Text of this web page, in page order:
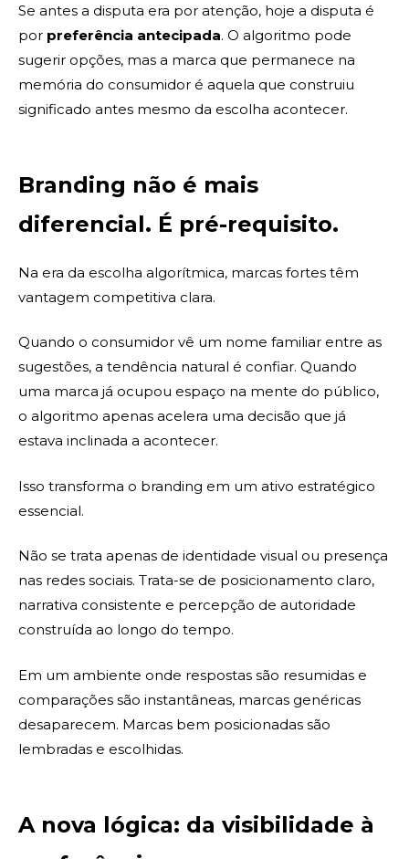
Se antes a disputa era por atenção, hoje a disputa é
por preferência antecipada. O algoritmo pode
sugerir opções, mas a marca que permanece na
memória do consumidor é aquela que construiu
significado antes mesmo da escolha acontecer.
Branding não é mais
diferencial. É pré-requisito.
Na era da escolha algorítmica, marcas fortes têm
vantagem competitiva clara.
Quando o consumidor vê um nome familiar entre as
sugestões, a tendência natural é confiar. Quando
uma marca já ocupou espaço na mente do público,
o algoritmo apenas acelera uma decisão que já
estava inclinada a acontecer.
Isso transforma o branding em um ativo estratégico
essencial.
Não se trata apenas de identidade visual ou presença
nas redes sociais. Trata-se de posicionamento claro,
narrativa consistente e percepção de autoridade
construída ao longo do tempo.
Em um ambiente onde respostas são resumidas e
comparações são instantâneas, marcas genéricas
desaparecem. Marcas bem posicionadas são
lembradas e escolhidas.
A nova lógica: da visibilidade à